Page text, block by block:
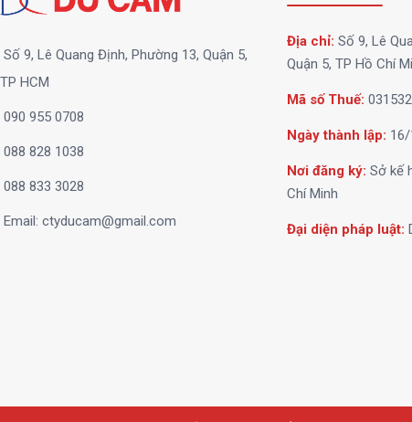
Số 9, Lê Quang Định, Phường 13, Quận 5,
TP HCM
090 955 0708
088 828 1038
088 833 3028
Email: ctyducam@gmail.com
Địa chỉ:Số 9, Lê
Quận 5, TP Hồ Chí
Mã số Thuế:
Ngày thành lập:
Nơi đăng ký: Sở kế
Chí Minh
Đại diện pháp luật: